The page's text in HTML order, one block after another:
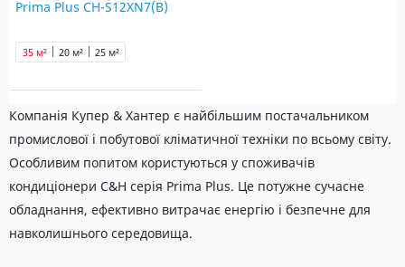
Prima Plus CH-S12XN7(B)
20 м² 25 м²
35 м²
Компанія Купер & Хантер є найбільшим постачальником
промислової і побутової кліматичної техніки по всьому світу.
Особливим попитом користуються у споживачів
кондиціонери C&H серія Prima Plus. Це потужне сучасне
обладнання, ефективно витрачає енергію і безпечне для
навколишнього середовища.